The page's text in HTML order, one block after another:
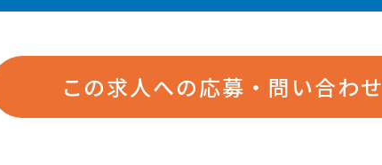
この求人への応募・問い合わせ